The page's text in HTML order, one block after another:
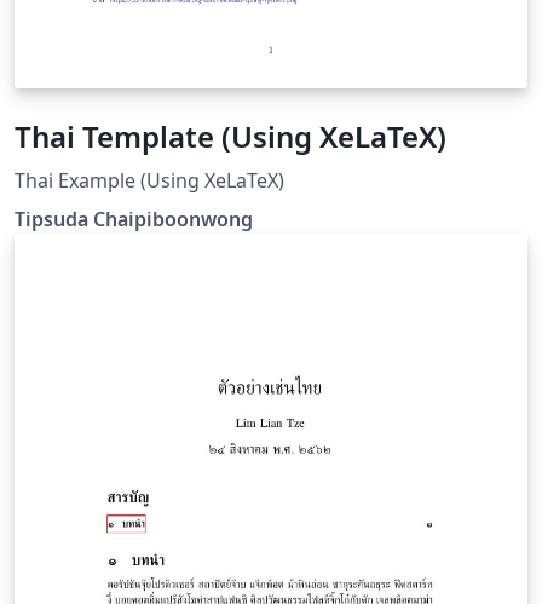
Thai Template (Using XeLaTeX)
Thai Example (Using XeLaTeX)
Tipsuda Chaipiboonwong